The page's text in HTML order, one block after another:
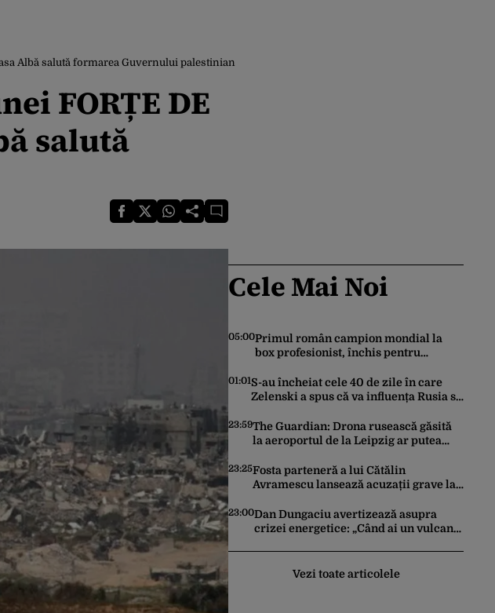
Albă salută formarea Guvernului palestinian
FORȚE DE
salută
Cele Mai Noi
05:00Primul român campion mondial la
box profesionist, închis pentru
înjunghiat un alt interlop periculos
01:01S-au încheiat cele 40 de zile în care
Zelenski a spus că va influența Rusia să
operațiunea Kievului
23:59The Guardian: Drona rusească găsită
la aeroportul de la Leipzig ar putea
tensiunilor NATO-Rusia
23:25Fosta parteneră a lui Cătălin
Avramescu lansează acuzații grave la
sesizat DIICOT: „Făcea baie complet
dezbrăcat cu copiii”. Fostul consilier
23:00Dan Dungaciu avertizează asupra
crizei energetice: „Când ai un vulcan
Vezi toate articolele